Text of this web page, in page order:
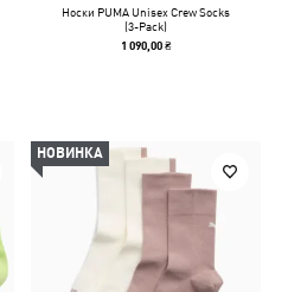
Носки PUMA Unisex Crew Socks
(3-Pack)
1 090,00 ₴
НОВИНКА